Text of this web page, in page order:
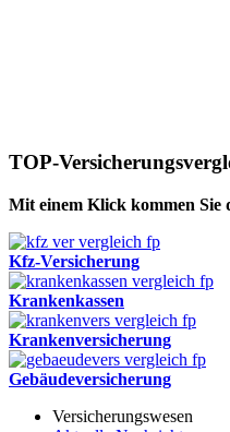
TOP-
Mit einem Klick kommen Sie
Kfz-Versicherung
Krankenkassen
Krankenversicherung
Gebäudeversicherung
Versicherungswesen